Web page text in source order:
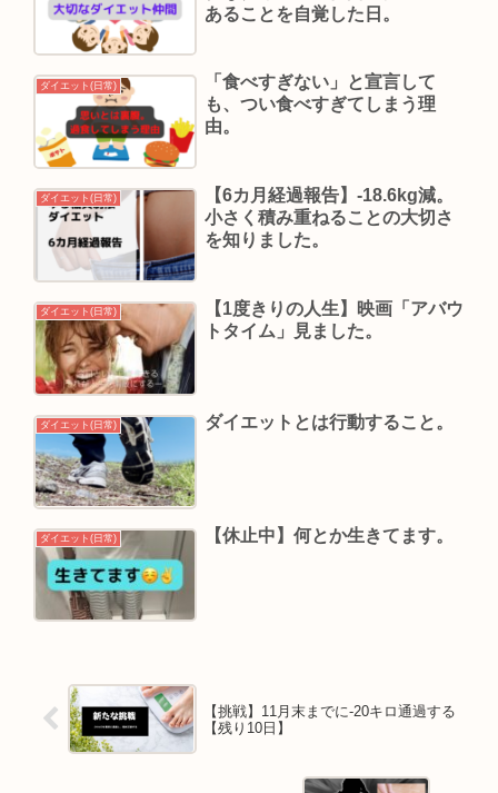
あることを自覚した日。
ダイエット(日常)
「食べすぎない」と宣言して
も、つい食べすぎてしまう理
由。
ダイエット(日常)
【6カ月経過報告】-18.6kg減。
小さく積み重ねることの大切さ
を知りました。
ダイエット(日常)
【1度きりの人生】映画「アバウ
トタイム」見ました。
ダイエット(日常) ダイエットとは行動すること。
ダイエット(日常) 【休止中】何とか生きてます。
【挑戦】11月末までに-20キロ通過する
【残り10日】